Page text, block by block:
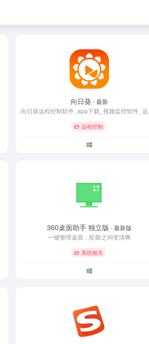
向日葵- 最新
远程控制
360桌面助手 独立版 - 最新版
一键整理桌面，眨眼之间变清爽
系统相关